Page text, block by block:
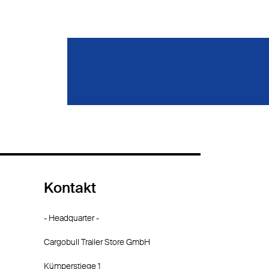
Kontakt
- Headquarter -
Cargobull Trailer Store GmbH
Kümperstiege 1